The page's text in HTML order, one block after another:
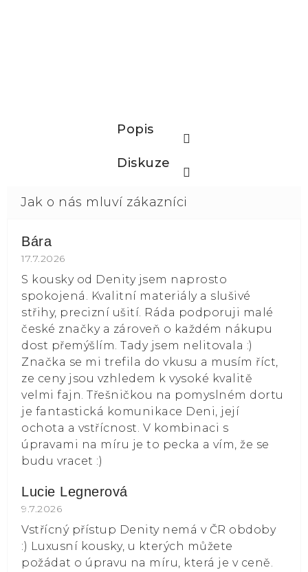
Popis
Diskuze
Bára
Hodnocení obchodu je 5 z 5 hvězdiček.
17.7.2026
S kousky od Denity jsem naprosto
spokojená. Kvalitní materiály a slušivé
střihy, precizní ušití. Ráda podporuji malé
české značky a zároveň o každém nákupu
dost přemýšlím. Tady jsem nelitovala :)
Značka se mi trefila do vkusu a musím říct,
ze ceny jsou vzhledem k vysoké kvalitě
velmi fajn. Třešničkou na pomyslném dortu
je fantastická komunikace Deni, její
ochota a vstřícnost. V kombinaci s
úpravami na míru je to pecka a vím, že se
budu vracet :)
Lucie Legnerová
Hodnocení obchodu je 5 z 5 hvězdiček.
9.7.2026
Vstřícný přístup Denity nemá v ČR obdoby
:) Luxusní kousky, u kterých můžete
požádat o úpravu na míru, která je v ceně.